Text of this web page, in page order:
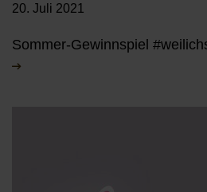
20. Juli 2021
Sommer-Gewinnspiel